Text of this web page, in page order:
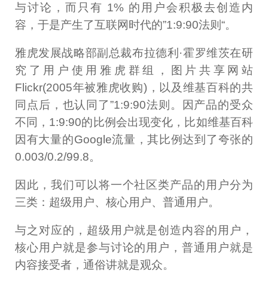
与讨论，而只有 1% 的用户会积极去创造内
容，于是产生了互联网时代的”1:9:90法则“。
雅虎发展战略部副总裁布拉德利·霍罗维茨在研
究了用户使用雅虎群组，图片共享网站
Flickr(2005年被雅虎收购)，以及维基百科的共
同点后，也认同了”1:9:90法则。因产品的受众
不同，1:9:90的比例会出现变化，比如维基百科
因有大量的Google流量，其比例达到了夸张的
0.003/0.2/99.8。
因此，我们可以将一个社区类产品的用户分为
三类：超级用户、核心用户、普通用户。
与之对应的，超级用户就是创造内容的用户，
核心用户就是参与讨论的用户，普通用户就是
内容接受者，通俗讲就是观众。